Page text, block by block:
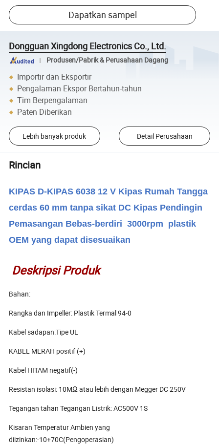
Dapatkan sampel
Dongguan Xingdong Electronics Co., Ltd.
Produsen/Pabrik & Perusahaan Dagang
Importir dan Eksportir
Pengalaman Ekspor Bertahun-tahun
Tim Berpengalaman
Paten Diberikan
Lebih banyak produk Detail Perusahaan
Rincian
KIPAS D-KIPAS 6038 12 V Kipas Rumah Tangga
cerdas 60 mm tanpa sikat DC Kipas Pendingin
Pemasangan Bebas-berdiri 3000rpm plastik
OEM yang dapat disesuaikan
Deskripsi Produk
Bahan:
Rangka dan Impeller: Plastik Termal 94-0
Kabel sadapan:Tipe UL
KABEL MERAH positif (+)
Kabel HITAM negatif(-)
Resistan isolasi: 10MΩ atau lebih dengan Megger DC 250V
Tegangan tahan Tegangan Listrik: AC500V 1S
Kisaran Temperatur Ambien yang
diizinkan:-10+70C(Pengoperasian)